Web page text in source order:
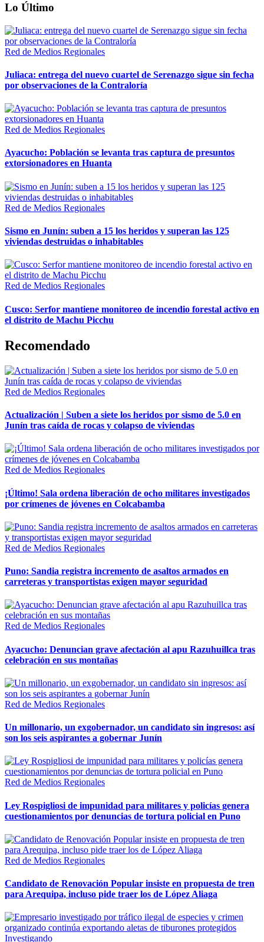
Lo Último
Red de Medios Regionales
Juliaca: entrega del nuevo cuartel de Serenazgo sigue sin fecha
por observaciones de la Contraloría
Red de Medios Regionales
Ayacucho: Población se levanta tras captura de presuntos
extorsionadores en Huanta
Red de Medios Regionales
Sismo en Junín: suben a 15 los heridos y superan las 125
viviendas destruidas o inhabitables
Red de Medios Regionales
Cusco: Serfor mantiene monitoreo de incendio forestal activo en
el distrito de Machu Picchu
Recomendado
Red de Medios Regionales
Actualización | Suben a siete los heridos por sismo de 5.0 en
Junín tras caída de rocas y colapso de viviendas
Red de Medios Regionales
¡Último! Sala ordena liberación de ocho militares investigados
por crímenes de jóvenes en Colcabamba
Red de Medios Regionales
Puno: Sandia registra incremento de asaltos armados en
carreteras y transportistas exigen mayor seguridad
Red de Medios Regionales
Ayacucho: Denuncian grave afectación al apu Razuhuillca tras
celebración en sus montañas
Red de Medios Regionales
Un millonario, un exgobernador, un candidato sin ingresos: así
son los seis aspirantes a gobernar Junín
Red de Medios Regionales
Ley Rospigliosi de impunidad para militares y policías genera
cuestionamientos por denuncias de tortura policial en Puno
Red de Medios Regionales
Candidato de Renovación Popular insiste en propuesta de tren
para Arequipa, incluso pide traer los de López Aliaga
Investigando